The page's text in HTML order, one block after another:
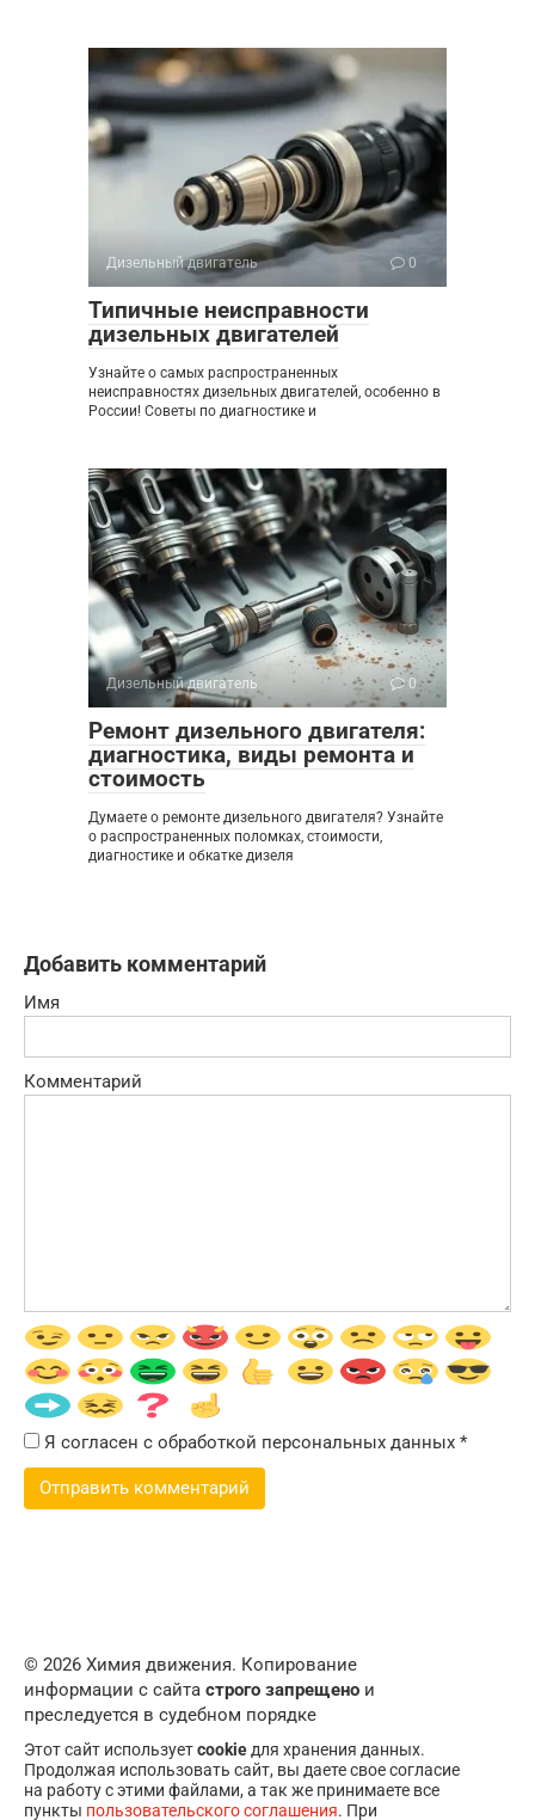
Дизельный двигатель 0
Типичные неисправности
дизельных двигателей
Узнайте о самых распространенных
неисправностях дизельных двигателей, особенно в
России! Советы по диагностике и
Дизельный двигатель 0
Ремонт дизельного двигателя:
диагностика, виды ремонта и
стоимость
Думаете о ремонте дизельного двигателя? Узнайте
о распространенных поломках, стоимости,
диагностике и обкатке дизеля
Добавить комментарий
Имя
Комментарий
Я согласен с обработкой персональных данных *
© 2026 Химия движения. Копирование
информации с сайта строго запрещено и
преследуется в судебном порядке
Этот сайт используетcookieдля хранения данных.
Продолжая использовать сайт, вы даете свое согласие
на работу с этими файлами, а так же принимаете все
пункты пользовательского соглашения. При